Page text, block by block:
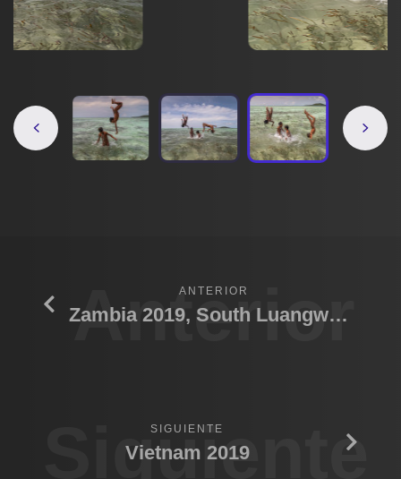
Anterior
ANTERIOR
Zambia 2019, South Luangwa N.P.
Siguiente
SIGUIENTE
Vietnam 2019